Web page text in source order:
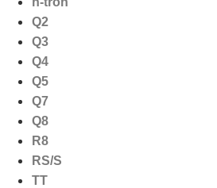
Q2
Q3
Q4
Q5
Q7
Q8
R8
RS/S
TT